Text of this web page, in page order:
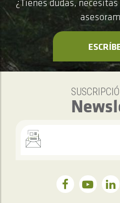
¿Tienes dudas,